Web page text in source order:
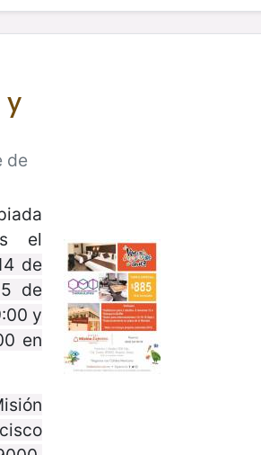
y
de
el
de
de
y
en